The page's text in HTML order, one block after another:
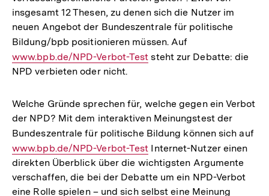
insgesamt 12 Thesen, zu denen sich die Nutzer im
neuen Angebot der Bundeszentrale für politische
Bildung/bpb positionieren müssen. Auf
Link:
www.bpb.de/NPD-Verbot-Test steht zur Debatte: die
NPD verbieten oder nicht.
Welche Gründe sprechen für, welche gegen ein Verbot
der NPD? Mit dem interaktiven Meinungstest der
Bundeszentrale für politische Bildung können sich auf
www.bpb.de/NPD-Verbot-Test Internet-Nutzer einen
direkten Überblick über die wichtigsten Argumente
verschaffen, die bei der Debatte um ein NPD-Verbot
eine Rolle spielen – und sich selbst eine Meinung